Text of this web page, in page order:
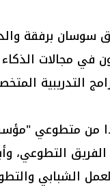
سوسان برفقة
في مجالات
التدريبية
من متطوعي
التطوعي،
الشبابي